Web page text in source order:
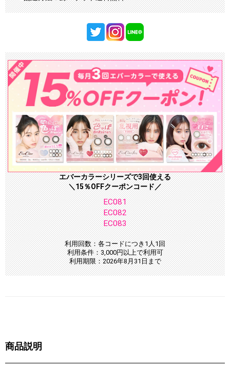
エバーカラーシリーズで3回使える
＼15％OFFクーポンコード／
EC081
EC082
EC083
利用回数：各コードにつき1人1回
利用条件：3,000円以上で利用可
利用期限：2026年8月31日まで
商品説明